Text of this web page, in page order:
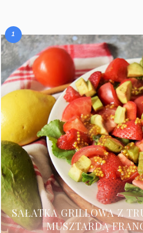
SAŁATKA GRILLOWA Z
MUSZTARDĄ